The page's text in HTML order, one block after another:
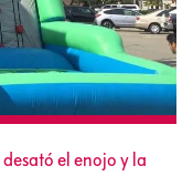
desató el enojo y la